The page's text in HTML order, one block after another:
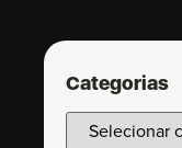
Categorias